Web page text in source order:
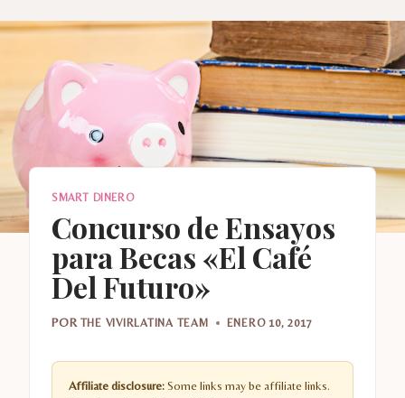
SMART DINERO
Concurso de Ensayos
para Becas «El Café
Del Futuro»
POR THE VIVIRLATINA TEAM ENERO 10, 2017
Affiliate disclosure: Some links may be affiliate links.